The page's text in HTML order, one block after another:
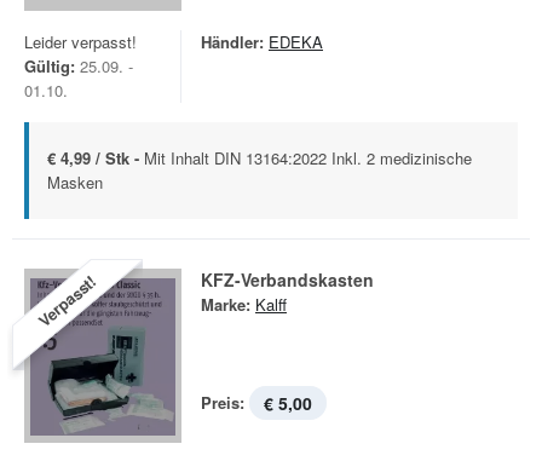
Leider verpasst!
Gültig: 25.09. -
01.10.
Händler: EDEKA
€ 4,99 / Stk - Mit Inhalt DIN 13164:2022 Inkl. 2 medizinische
Masken
Verpasst! KFZ-Verbandskasten
Marke: Kalff
Preis: € 5,00